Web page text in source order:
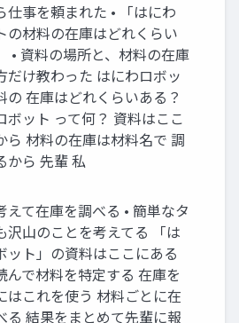
仕事を頼まれた • 「はにわ
の材料の在庫はどれくらい
• 資料の場所と、材料の在庫
だけ教わった はにわロボッ
の 在庫はどれくらいある？
ボット って何？ 資料はここ
ら 材料の在庫は材料名で 調
から 先輩 私
えて在庫を調べる • 簡単なタ
沢山のことを考えてる 「は
ット」の資料はここにある
んで材料を特定する 在庫を
はこれを使う 材料ごとに在
る 結果をまとめて先輩に報